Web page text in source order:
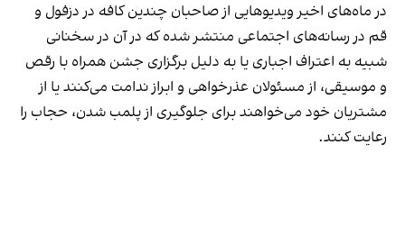
در ماه‌های اخیر ویدیوهایی از صاحبان چندین کافه در دزفول و
قم در رسانه‌های اجتماعی منتشر شده که در آن در سخنانی
شبیه به اعتراف اجباری یا به دلیل برگزاری جشن همراه با رقص
و موسیقی، از مسئولان عذرخواهی و ابراز ندامت می‌کنند یا از
مشتریان خود می‌خواهند برای جلوگیری از پلمب شدن، حجاب را
رعایت کنند.